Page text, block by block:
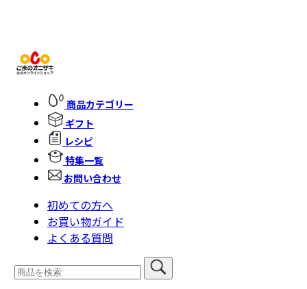
商品カテゴリー
ギフト
レシピ
特集一覧
お問い合わせ
初めての方へ
お買い物ガイド
よくある質問